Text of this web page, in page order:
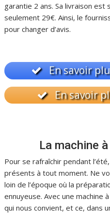
garantie 2 ans. Sa livraison
seulement 29€. Ainsi, le
pour changer d’avis.
En savoir
En savoir
La machine à
Pour se rafraîchir pendant
présents à tout moment. Ne
loin de l’époque où la
ennuyeuse. Avec une machine
qui nous convient, et ce, dans